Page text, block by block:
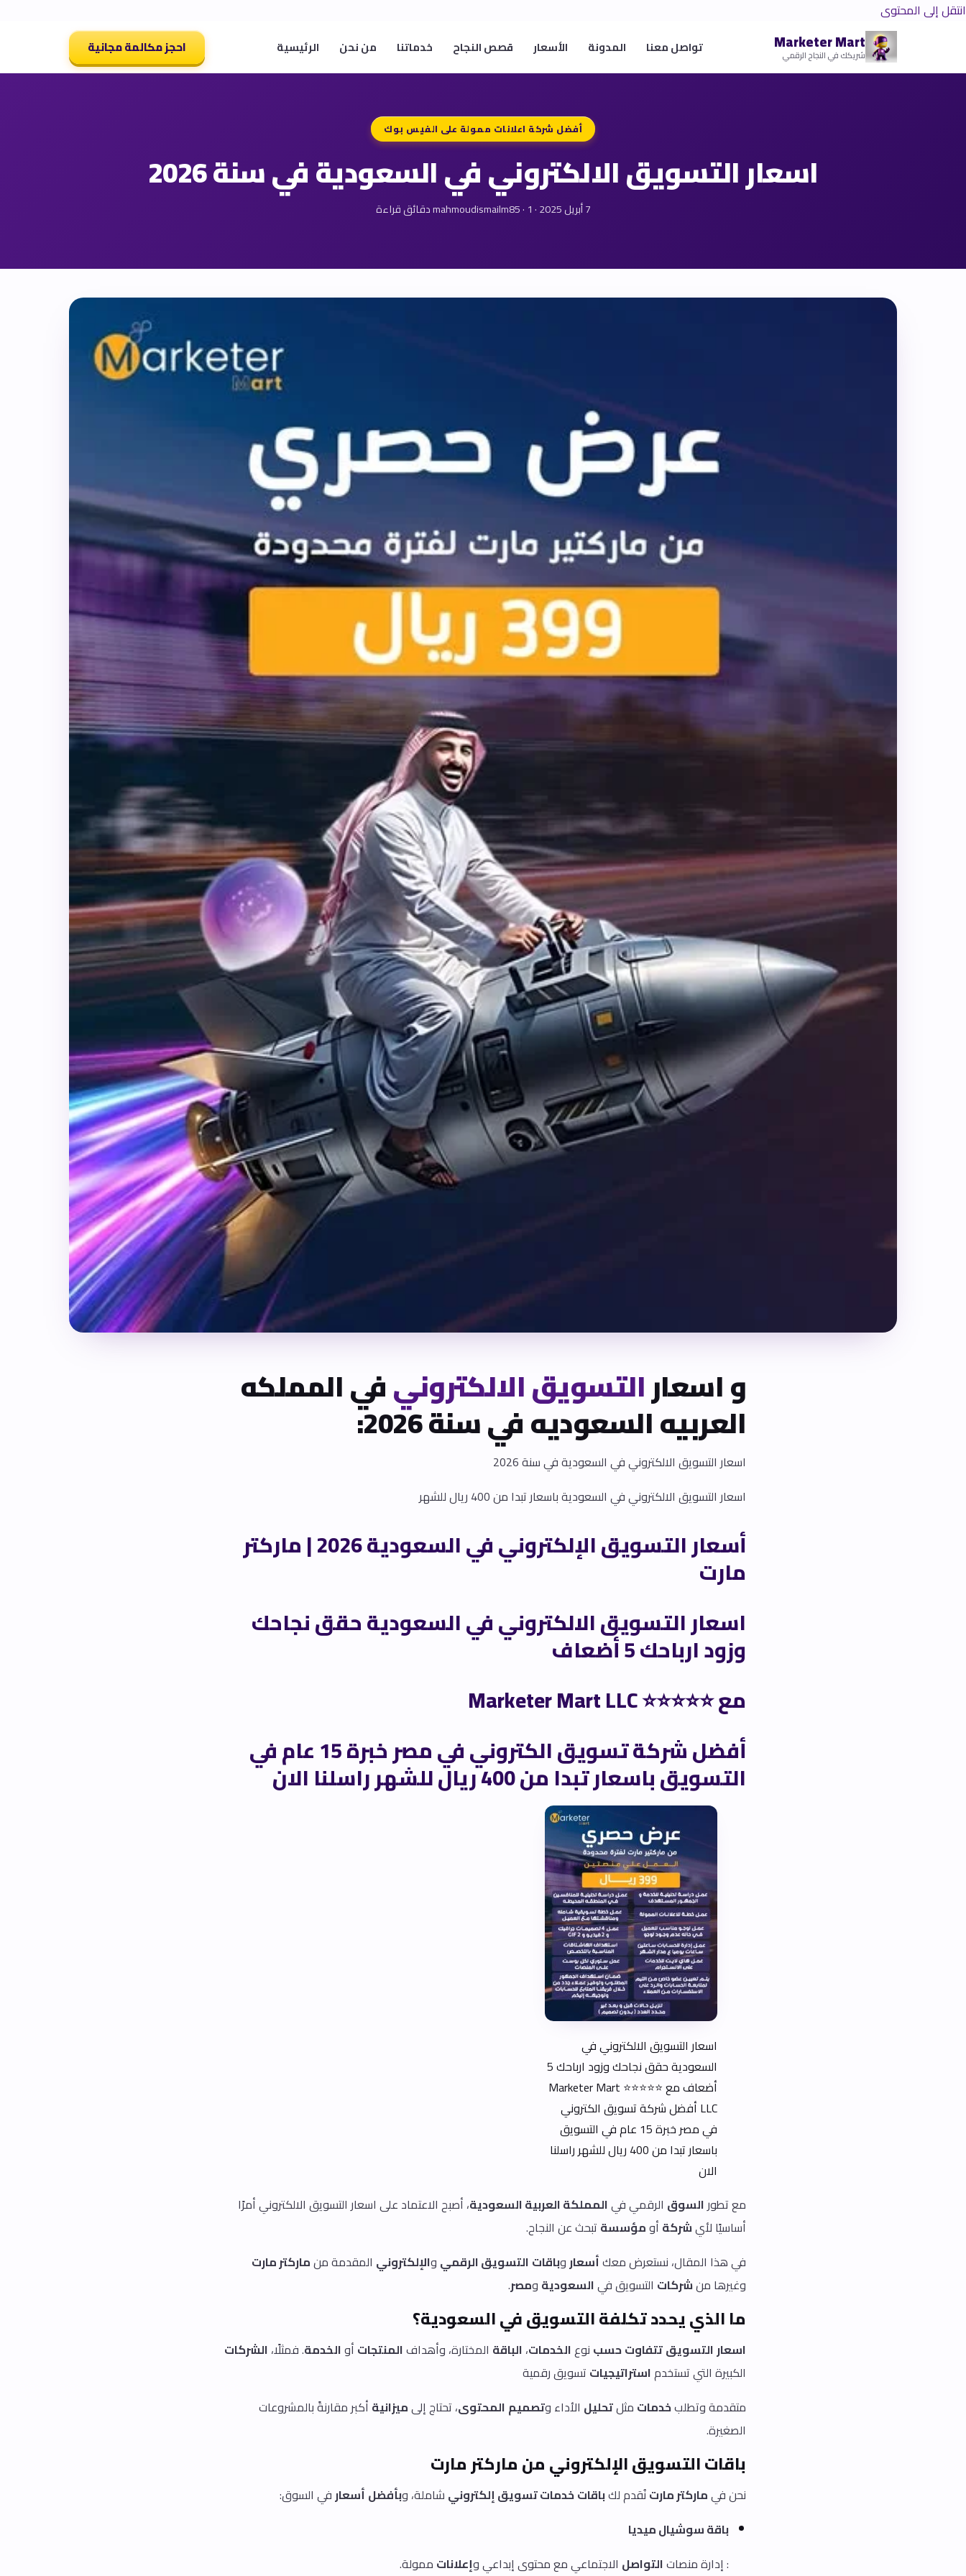
انتقل إلى المحتوى
Marketer Mart
شريكك في النجاح الرقمي الرئيسية من نحن خدماتنا قصص النجاح الأسعار المدونة تواصل معنا احجز مكالمة مجانية
أفضل شركة اعلانات ممولة على الفيس بوك
اسعار التسويق الالكتروني في السعودية في سنة 2026
7 أبريل 2025 · mahmoudismailm85 · 1 دقائق قراءة
و اسعارالتسويق الالكترونيفي المملكه
العربيه السعوديه في سنة 2026:
اسعار التسويق الالكتروني في السعودية في سنة 2026
اسعار التسويق الالكتروني في السعودية باسعار تبدا من 400 ريال للشهر
أسعار التسويق الإلكتروني في السعودية 2026 | ماركتر
مارت
اسعار التسويق الالكتروني في السعودية حقق نجاحك
وزود ارباحك 5 أضعاف
مع ⭐⭐⭐⭐⭐ Marketer Mart LLC
أفضل شركة تسويق الكتروني في مصر خبرة 15 عام في
التسويق باسعار تبدا من 400 ريال للشهر راسلنا الان
اسعار التسويق الالكتروني في
السعودية حقق نجاحك وزود ارباحك 5
أضعاف مع ⭐⭐⭐⭐⭐ Marketer Mart
LLC أفضل شركة تسويق الكتروني
في مصر خبرة 15 عام في التسويق
باسعار تبدا من 400 ريال للشهر راسلنا
الان
مع تطورالسوق الرقمي فيالمملكة العربية السعودية، أصبح الاعتماد على اسعار التسويق الالكتروني أمرًا
أساسيًا لأيشركة أومؤسسة تبحث عن النجاح.
في هذا المقال، نستعرض معكأسعاروباقات التسويق الرقمي والإلكتروني المقدمة منماركتر مارت
وغيرها منشركات التسويق فيالسعودية ومصر.
ما الذي يحدد تكلفة التسويق في السعودية؟
اسعارالتسويقتتفاوتحسب نوعالخدمات، الباقة المختارة، وأهدافالمنتجات أوالخدمة. فمثلًا، الشركات
الكبيرة التي تستخدماستراتيجيات تسويق رقمية
متقدمة وتطلبخدمات مثلتحليل الأداء وتصميم المحتوى، تحتاج إلىميزانية أكبر مقارنةً بالمشروعات
الصغيرة.
باقات التسويق الإلكتروني من ماركتر مارت
نحن فيماركتر مارتنُقدم لكباقاتخدمات تسويق إلكتروني شاملة، وبأفضل أسعارفي السوق:
باقة سوشيال ميديا
: إدارة منصاتالتواصل الاجتماعي مع محتوى إبداعي وإعلانات ممولة.